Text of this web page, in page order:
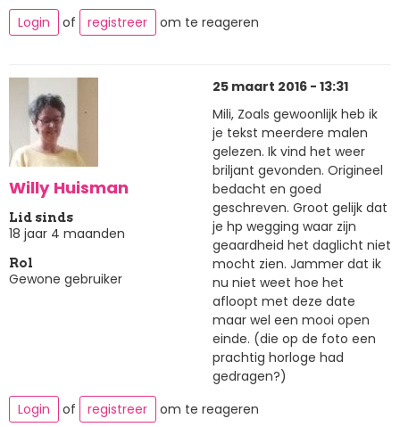
Login
of registreer om te reageren
Willy Huisman
Lid sinds
18 jaar 4 maanden
Rol
Gewone gebruiker
25 maart 2016 - 13:31
Mili, Zoals gewoonlijk heb ik
je tekst meerdere malen
gelezen. Ik vind het weer
briljant gevonden. Origineel
bedacht en goed
geschreven. Groot gelijk dat
je hp wegging waar zijn
geaardheid het daglicht niet
mocht zien. Jammer dat ik
nu niet weet hoe het
afloopt met deze date
maar wel een mooi open
einde. (die op de foto een
prachtig horloge had
gedragen?)
Login
of registreer om te reageren